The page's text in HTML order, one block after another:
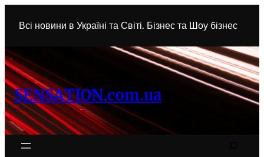
содержимому
Всі новини в Україні та Світі. Бізнес та Шоу бізнес
SENSATION.com.ua